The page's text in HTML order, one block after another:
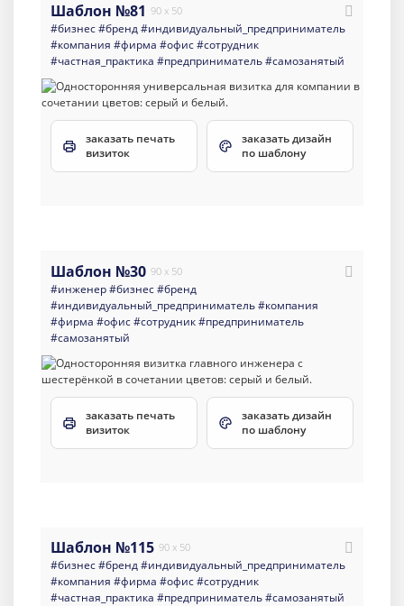
Шаблон №81 90 x 50
#бизнес#бренд#индивидуальный_предприниматель
#компания #фирма #офис#сотрудник
#частная_практика #предприниматель#самозанятый
заказать печать
визиток
заказать дизайн
по шаблону
Шаблон №30 90 x 50
#инженер#бизнес#бренд
#индивидуальный_предприниматель#компания
#фирма #офис#сотрудник#предприниматель
#самозанятый
заказать печать
визиток
заказать дизайн
по шаблону
Шаблон №115 90 x 50
#бизнес#бренд#индивидуальный_предприниматель
#компания #фирма #офис#сотрудник
#частная_практика #предприниматель#самозанятый